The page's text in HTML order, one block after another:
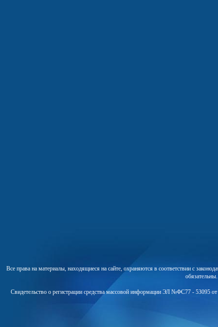
Все права на материалы, находящиеся на сайте, охраняются в соответствии с
Свидетельство о регистрации средства массовой информации ЭЛ №ФС77 - 53095